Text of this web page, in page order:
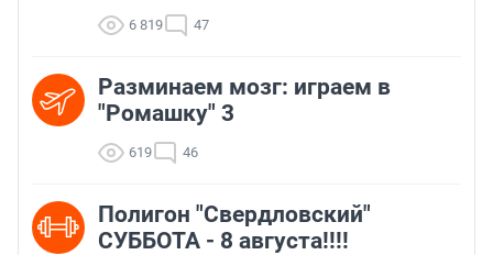
6 819 47
Разминаем мозг: играем в
"Ромашку" 3
619 46
Полигон "Свердловский"
СУББОТА - 8 августа!!!!